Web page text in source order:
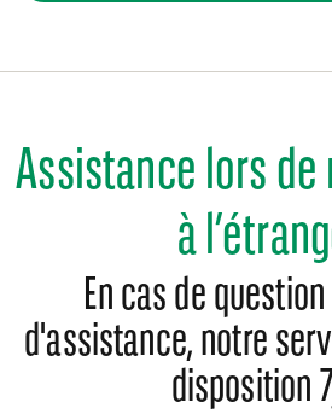
Assistance lors de
à
En cas de
d'assistance, notre
disposition